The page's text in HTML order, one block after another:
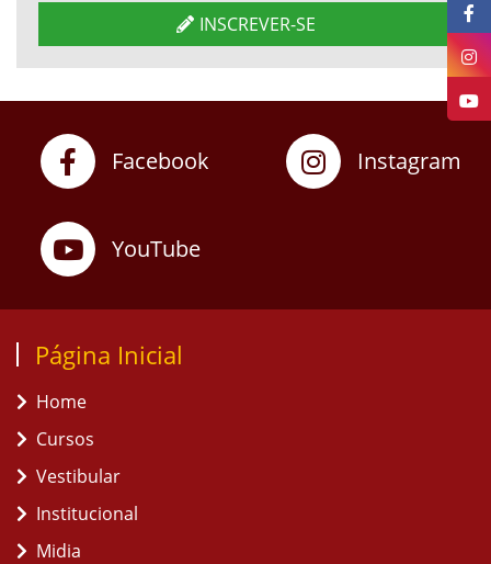
INSCREVER-SE
Facebook Instagram
YouTube
Página Inicial
Home
Cursos
Vestibular
Institucional
Midia